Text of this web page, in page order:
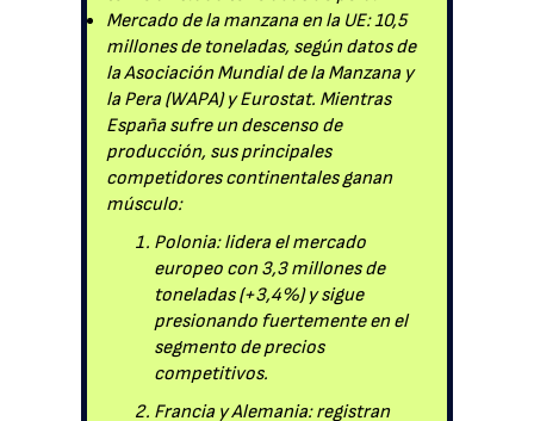
Mercado de la manzana en la UE: 10,5
millones de toneladas, según datos de
la Asociación Mundial de la Manzana y
la Pera (WAPA) y Eurostat. Mientras
España sufre un descenso de
producción, sus principales
competidores continentales ganan
músculo:
Polonia: lidera el mercado
europeo con 3,3 millones de
toneladas (+3,4%) y sigue
presionando fuertemente en el
segmento de precios
competitivos.
Francia y Alemania: registran